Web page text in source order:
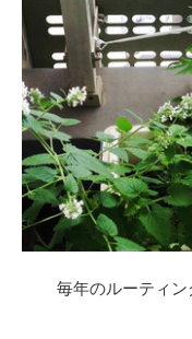
毎年のルーティ